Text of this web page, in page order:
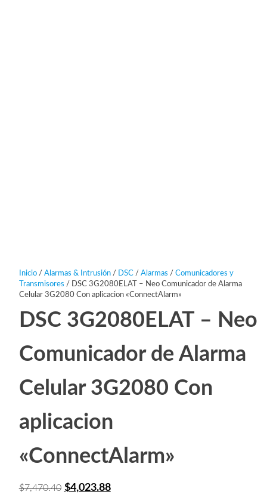
Inicio/ Alarmas & Intrusión/ DSC/ Alarmas / Comunicadores y
Transmisores / DSC 3G2080ELAT – Neo Comunicador de Alarma
Celular 3G2080 Con aplicacion «ConnectAlarm»
DSC 3G2080ELAT – Neo
Comunicador de Alarma
Celular 3G2080 Con
aplicacion
«ConnectAlarm»
$7,470.40 El
$4,023.88El